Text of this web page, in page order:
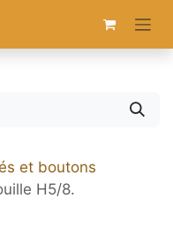
et boutons
H5/8.